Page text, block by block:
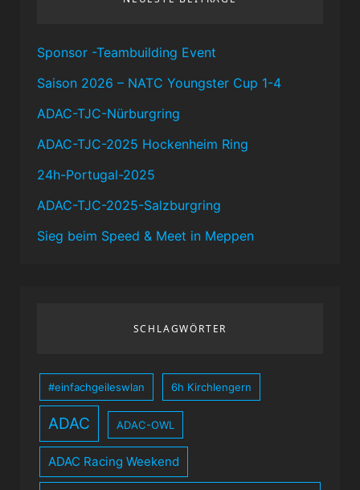
Sponsor -Teambuilding Event
Saison 2026 – NATC Youngster Cup 1-4
ADAC-TJC-Nürburgring
ADAC-TJC-2025 Hockenheim Ring
24h-Portugal-2025
ADAC-TJC-2025-Salzburgring
Sieg beim Speed & Meet in Meppen
SCHLAGWÖRTER
#einfachgeileswlan 6h Kirchlengern
ADAC ADAC-OWL
ADAC Racing Weekend